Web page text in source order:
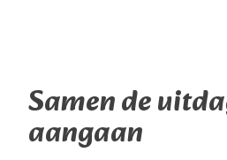
Samen de
aangaan